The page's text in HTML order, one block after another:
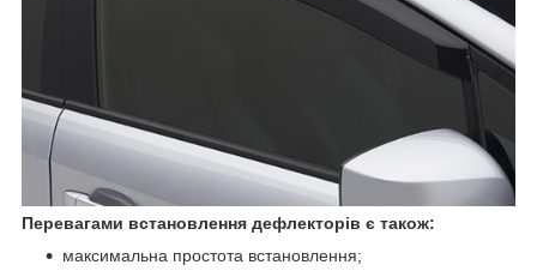
Перевагами встановлення дефлекторів є також:
максимальна простота встановлення;